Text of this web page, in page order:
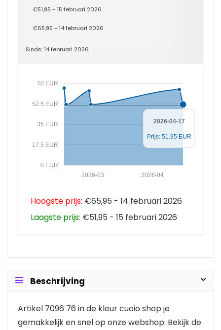
€51,95 - 15 februari 2026
€65,95 - 14 februari 2026
Sinds: 14 februari 2026
0 EUR
17.5 EUR
35 EUR
52.5 EUR
70 EUR
2026-04
2026-03
2026-04-17
Prijs: 51.95 EUR
Hoogste prijs: €65,95 - 14 februari 2026
Laagste prijs: €51,95 - 15 februari 2026
Beschrijving
Artikel 7096 76 in de kleur cuoio shop je
gemakkelijk en snel op onze webshop. Bekijk de